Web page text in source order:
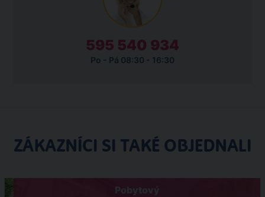
595 540 934
Po - Pá 08:30 - 16:30
ZÁKAZNÍCI SI TAKÉ OBJEDNALI
Pobytový